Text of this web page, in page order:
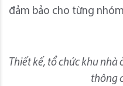
đảm bảo cho từng
Thiết kế, tổ chức khu nhà
thông